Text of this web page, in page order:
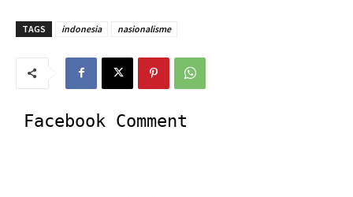
TAGS indonesia nasionalisme
Facebook Comment